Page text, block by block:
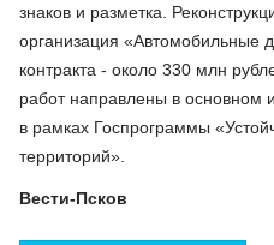
знаков и разметка.
организация «Автомобильные
контракта - около 330 млн
работ направлены в основном
в рамках Госпрограммы
территорий».
Вести-Псков